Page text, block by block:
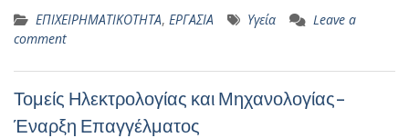
ΕΠΙΧΕΙΡΗΜΑΤΙΚΟΤΗΤΑ, ΕΡΓΑΣΙΑ Υγεία
Leave a
comment
Τομείς Ηλεκτρολογίας και Μηχανολογίας-
Έναρξη Επαγγέλματος